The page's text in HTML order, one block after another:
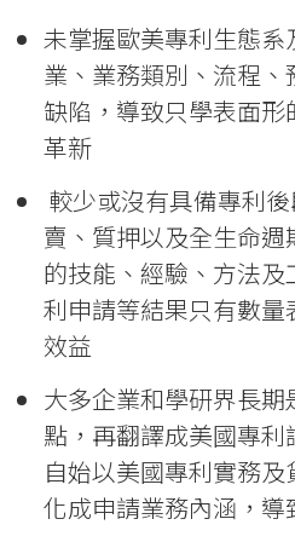
未掌握歐美專利生態
業、業務類別、流程
缺陷，導致只學表面
革新
較少或沒有具備專利
賣、質押以及全生命
的技能、經驗、方法
利申請等結果只有數
效益
大多企業和學研界長
點，再翻譯成美國專
自始以美國專利實務
化成申請業務內涵，導